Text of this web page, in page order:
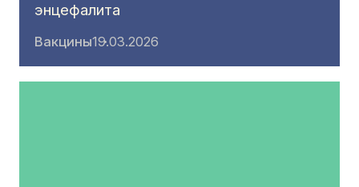
энцефалита
Вакцины19.03.2026